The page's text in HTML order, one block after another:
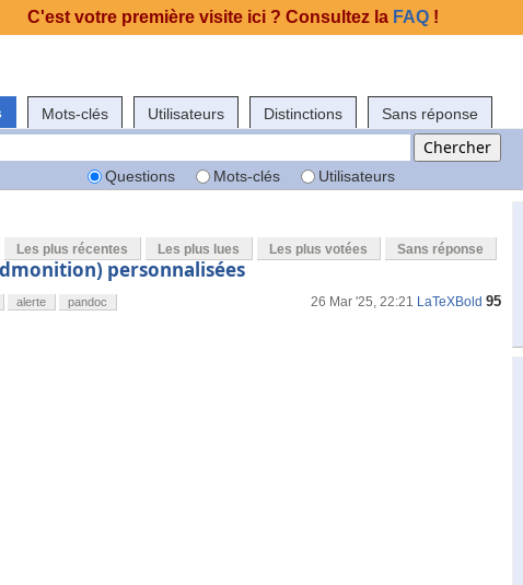
Mots-clés Utilisateurs Distinctions Sans réponse
Questions Mots-clés Utilisateurs
Les plus récentes Les plus lues Les plus votées Sans réponse
personnalisées
26 Mar '25, 22:21 LaTeXBold 95
alerte pandoc
C'est votre première visite ici ? Consultez la FAQ !